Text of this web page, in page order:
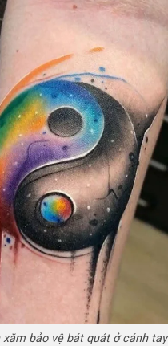
xăm bảo vệ bát quát ở cánh tay